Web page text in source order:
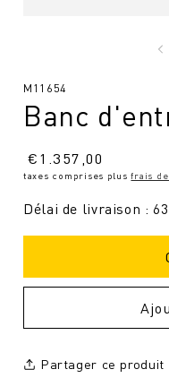
modal
SKU
M11654
Banc
Prix
normal
€1.357,00
taxes comprises plusfrais
Délai de livraison :
Partager ce produit